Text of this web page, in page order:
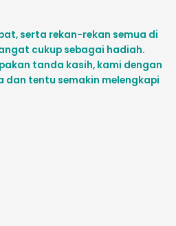
serta rekan-rekan semua di
cukup sebagai hadiah.
tanda kasih, kami dengan
dan tentu semakin melengkapi